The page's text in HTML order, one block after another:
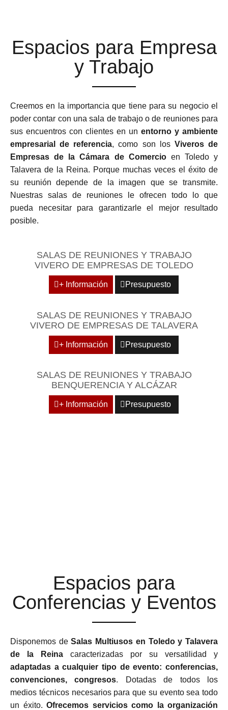
Espacios para Empresa
y Trabajo
Creemos en la importancia que tiene para su negocio el
poder contar con una sala de trabajo o de reuniones para
sus encuentros con clientes en un entorno y ambiente
empresarial de referencia, como son los Viveros de
Empresas de la Cámara de Comercioen Toledo y
Talavera de la Reina. Porque muchas veces el éxito de
su reunión depende de la imagen que se transmite.
Nuestras salas de reuniones le ofrecen todo lo que
pueda necesitar para garantizarle el mejor resultado
posible.
SALAS DE REUNIONES Y TRABAJO
VIVERO DE EMPRESAS DE TOLEDO
+ Información Presupuesto
SALAS DE REUNIONES Y TRABAJO
VIVERO DE EMPRESAS DE TALAVERA
+ Información Presupuesto
SALAS DE REUNIONES Y TRABAJO
BENQUERENCIA Y ALCÁZAR
+ Información Presupuesto
Espacios para
Conferencias y Eventos
Disponemos deSalas Multiusos en Toledo y Talavera
de la Reina caracterizadas por su versatilidad y
adaptadas a cualquier tipo de evento: conferencias,
convenciones, congresos. Dotadas de todos los
medios técnicos necesarios para que su evento sea todo
un éxito. Ofrecemos servicios como la organización